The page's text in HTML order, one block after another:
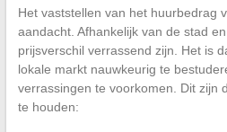
Het vaststellen van het huurbedrag
aandacht. Afhankelijk van de stad
prijsverschil verrassend zijn. Het is
lokale markt nauwkeurig te
verrassingen te voorkomen. Dit zijn
te houden: